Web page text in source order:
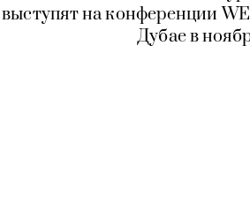
выступят на конференции
Дубае в